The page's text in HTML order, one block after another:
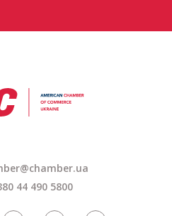
44 490 5800